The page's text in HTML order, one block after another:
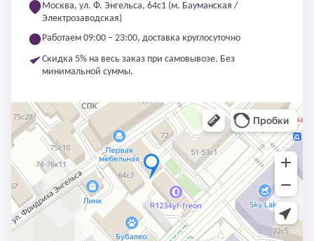
Москва, ул. Ф. Энгельса, 64с1 (м. Бауманская /
Электрозаводская)
Работаем 09:00 – 23:00, доставка круглосуточно
Скидка 5% на весь заказ при самовывозе. Без
минимальной суммы.